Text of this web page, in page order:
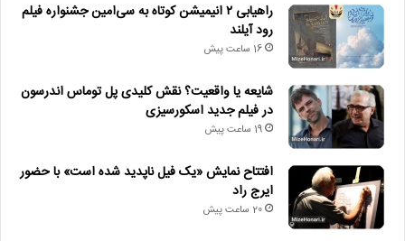
راهیابی ۲ انیمیشن کوتاه به سی‌امین جشنواره فیلم
رود آیلند
16 ساعت پیش
شایعه یا واقعیت؟ نقش کلیدی پل توماس اندرسون
در فیلم جدید اسکورسیزی
19 ساعت پیش
افتتاح نمایش «یک فیل ناپدید شده است» با حضور
ایرج راد
20 ساعت پیش